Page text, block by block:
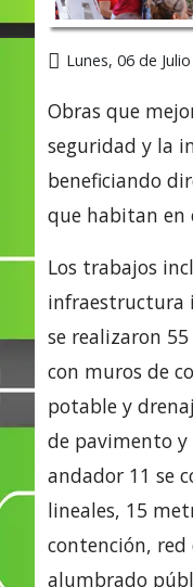
Lunes, 06 de
Obras que
seguridad y la
beneficiando
que habitan en
Los trabajos
infraestructura
se realizaron
con muros de
potable y
de pavimento y
andador 11 se
lineales, 15
contención,
alumbrado